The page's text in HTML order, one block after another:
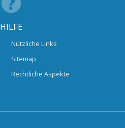
HILFE
Nützliche Links
Sitemap
Rechtliche Aspekte